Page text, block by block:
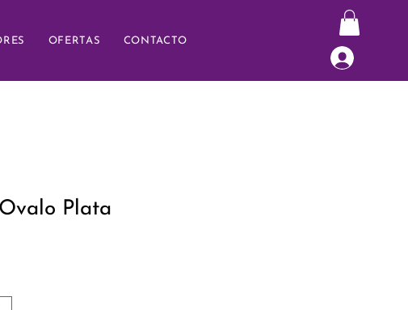
OFERTAS CONTACTO
Plata